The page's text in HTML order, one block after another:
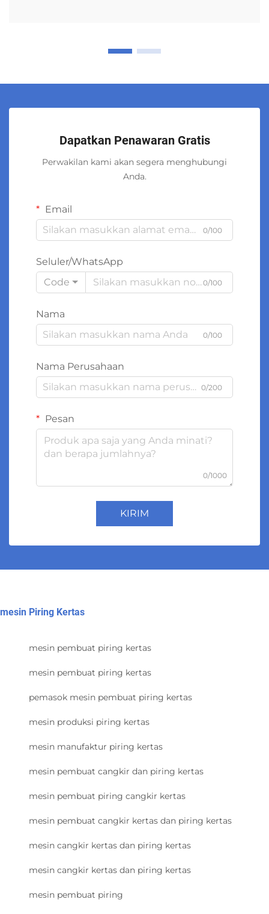
Dapatkan Penawaran Gratis
Perwakilan kami akan segera menghubungi
Anda.
Email
0/100
Seluler/WhatsApp
Code
0/100
Nama
0/100
Nama Perusahaan
0/200
Pesan
0/1000
KIRIM
mesin Piring Kertas
mesin pembuat piring kertas
mesin pembuat piring kertas
pemasok mesin pembuat piring kertas
mesin produksi piring kertas
mesin manufaktur piring kertas
mesin pembuat cangkir dan piring kertas
mesin pembuat piring cangkir kertas
mesin pembuat cangkir kertas dan piring kertas
mesin cangkir kertas dan piring kertas
mesin cangkir kertas dan piring kertas
mesin pembuat piring